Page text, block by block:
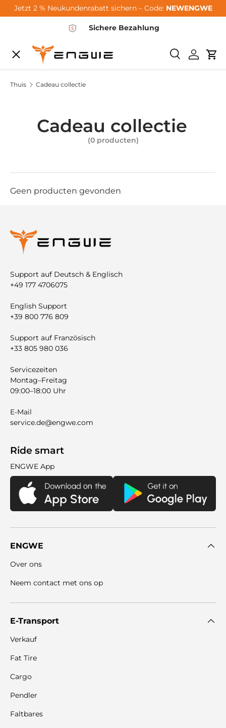
Ga naar de inhoud
Jetzt 2 % Neukundenrabatt sichern – Code: NEWENGWE
Sichere Bezahlung
Zoeken
Menu
City-Sale
Thuis Cadeau collectie
Cadeau collectie
(0 producten)
Geen producten gevonden
Support auf Deutsch & Englisch
+49 177 4706075
English Support
+39 800 776 809
Support auf Französisch
+33 805 980 036
Servicezeiten
Montag–Freitag
09:00–18:00 Uhr
E-Mail
service.de@engwe.com
Ride smart
ENGWE App
ENGWE
Over ons
Neem contact met ons op
E-Transport
Verkauf
Fat Tire
Cargo
Pendler
Faltbares